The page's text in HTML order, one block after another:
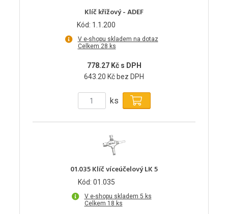
Klíč křížový - ADEF
Kód: 1.1.200
V e-shopu skladem na dotaz
Celkem 28 ks
778.27 Kč s DPH
643.20 Kč bez DPH
ks
01.035 Klíč víceúčelový LK 5
Kód: 01.035
V e-shopu skladem 5 ks
Celkem 18 ks